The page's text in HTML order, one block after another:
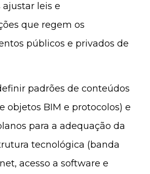
ajustar leis e
que regem os
públicos e privados de
padrões de conteúdos
objetos BIM e protocolos) e
para a adequação da
tecnológica (banda
acesso a software e